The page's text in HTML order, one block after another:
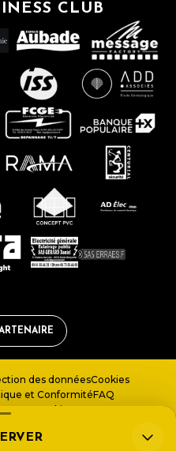
CLUB
des donnéesCookies
et ConformitéFAQ
cookies